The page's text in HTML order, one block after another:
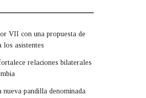
VII con una propuesta de
los asistentes
relaciones bilaterales
nueva pandilla denominada